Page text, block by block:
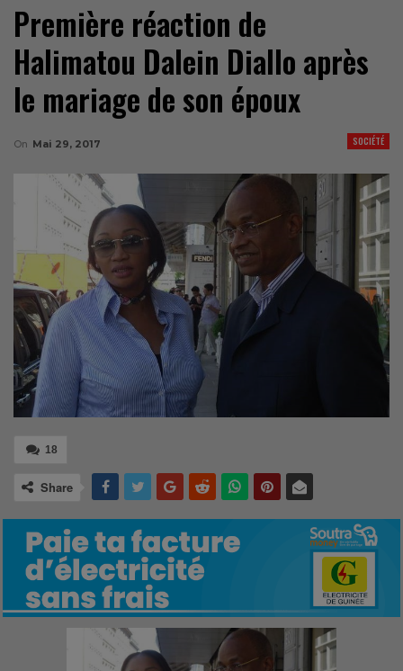
Première réaction de
Halimatou Dalein Diallo après
le mariage de son époux
SOCIÉTÉ
On Mai 29, 2017
18
Share